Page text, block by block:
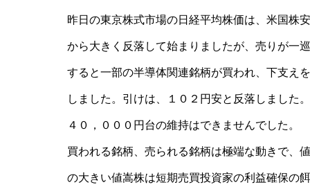
昨日の東京株式市場の日経平均株価は、米国株安
から大きく反落して始まりましたが、売りが一巡
すると一部の半導体関連銘柄が買われ、下支えを
しました。引けは、１０２円安と反落しました。
４０，０００円台の維持はできませんでした。
買われる銘柄、売られる銘柄は極端な動きで、
の大きい値嵩株は短期売買投資家の利益確保の